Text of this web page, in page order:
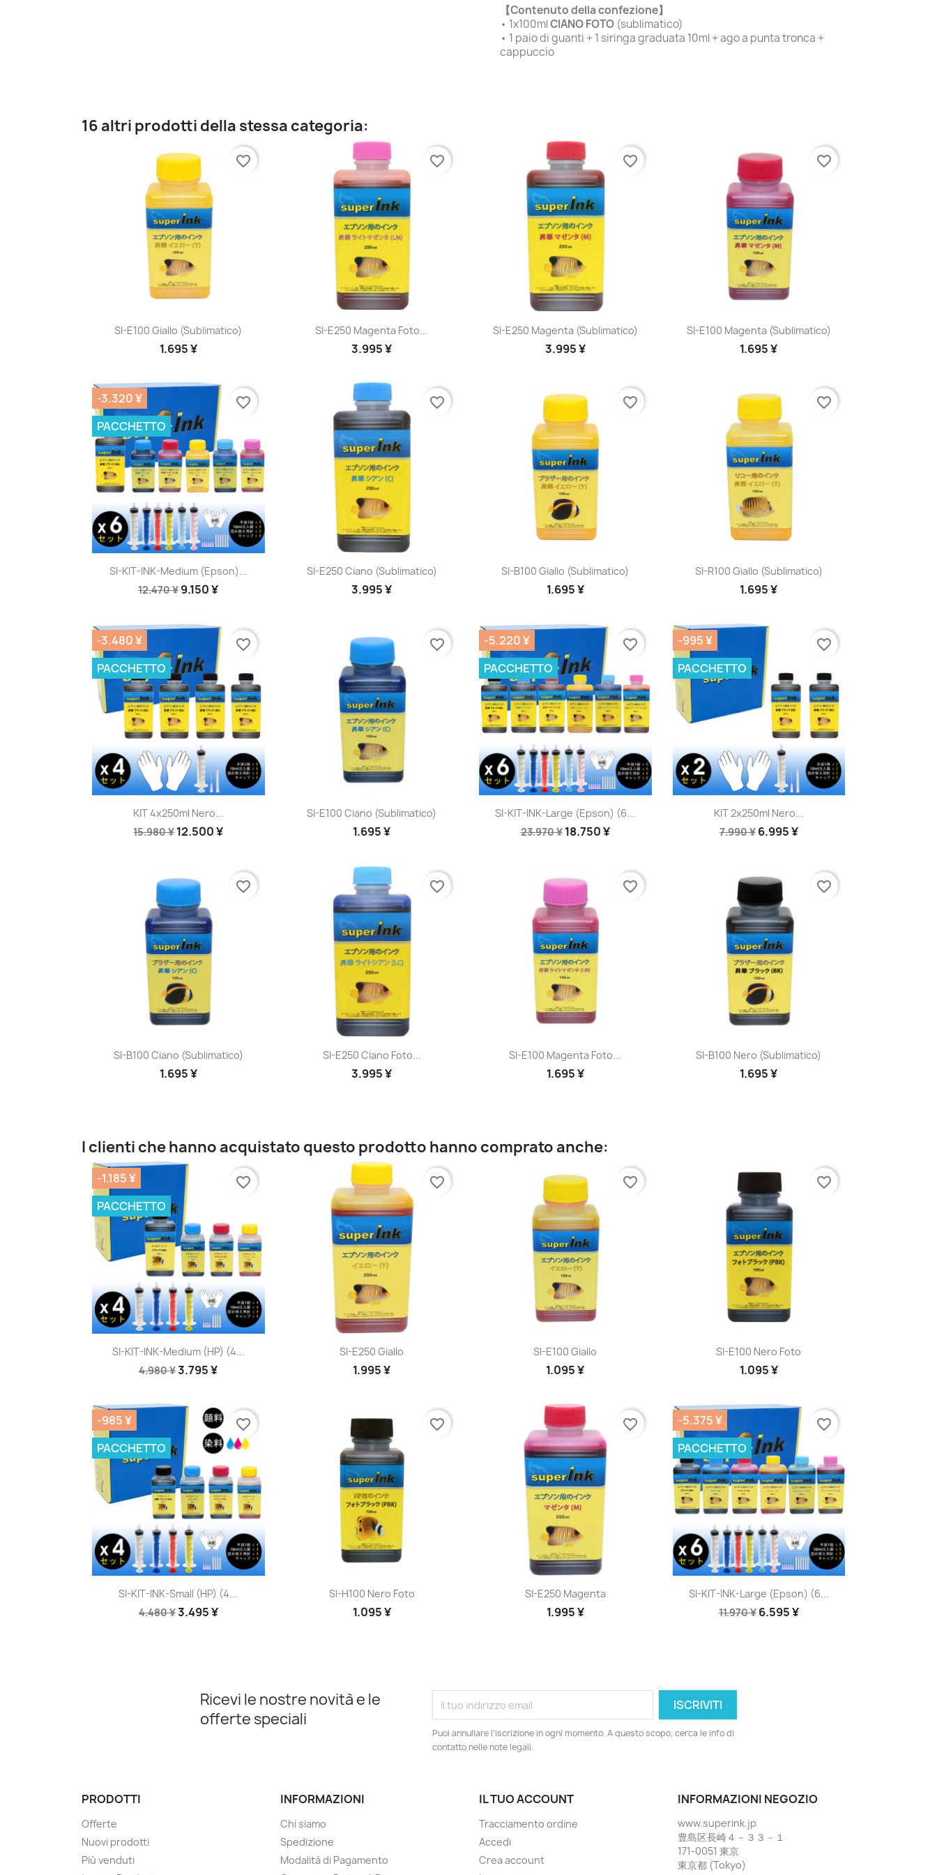
【Contenuto della confezione】
• 1x100mlCIANO FOTO (sublimatico)
• 1 paio di guanti + 1 siringa graduata 10ml + ago a punta tronca +
cappuccio
16 altri prodotti della stessa categoria:
Anteprima
SI-E100 Giallo (sublimatico)
1.695 ¥
favorite_border
Anteprima
SI-E250 Magenta Foto...
3.995 ¥
favorite_border
Anteprima
SI-E250 Magenta (sublimatico)
3.995 ¥
favorite_border
Anteprima
SI-E100 Magenta (sublimatico)
1.695 ¥
favorite_border
Anteprima
SI-KIT-INK-Medium (Epson)...
12.470 ¥9.150 ¥
-3.320 ¥
PACCHETTO
favorite_border
Anteprima
SI-E250 Ciano (sublimatico)
3.995 ¥
favorite_border
Anteprima
SI-B100 Giallo (sublimatico)
1.695 ¥
favorite_border
Anteprima
SI-R100 Giallo (sublimatico)
1.695 ¥
favorite_border
Anteprima
KIT 4x250ml Nero...
15.980 ¥12.500 ¥
-3.480 ¥
PACCHETTO
favorite_border
Anteprima
SI-E100 Ciano (sublimatico)
1.695 ¥
favorite_border
Anteprima
SI-KIT-INK-Large (Epson) (6...
23.970 ¥ 18.750 ¥
-5.220 ¥
PACCHETTO
favorite_border
Anteprima
KIT 2x250ml Nero...
7.990 ¥ 6.995 ¥
-995 ¥
PACCHETTO
favorite_border
Anteprima
SI-B100 Ciano (sublimatico)
1.695 ¥
favorite_border
Anteprima
SI-E250 Ciano Foto...
3.995 ¥
favorite_border
 Anteprima
SI-E100 Magenta Foto...
1.695 ¥
favorite_border
Anteprima
SI-B100 Nero (sublimatico)
1.695 ¥
favorite_border
I clienti che hanno acquistato questo prodotto hanno comprato anche:
Anteprima
SI-KIT-INK-Medium (HP) (4...
4.980 ¥3.795 ¥
-1.185 ¥
PACCHETTO
favorite_border
Anteprima
SI-E250 Giallo
1.995 ¥
favorite_border
Anteprima
SI-E100 Giallo
1.095 ¥
favorite_border
Anteprima
SI-E100 Nero Foto
1.095 ¥
favorite_border
Anteprima
SI-KIT-INK-Small (HP) (4...
4.480 ¥3.495 ¥
-985 ¥
PACCHETTO
favorite_border
Anteprima
SI-H100 Nero Foto
1.095 ¥
favorite_border
Anteprima
SI-E250 Magenta
1.995 ¥
favorite_border
Anteprima
SI-KIT-INK-Large (Epson) (6...
11.970 ¥ 6.595 ¥
-5.375 ¥
PACCHETTO
favorite_border
Ricevi le nostre novità e le
offerte speciali
Puoi annullare l'iscrizione in ogni momento. A questo scopo, cerca le info di
contatto nelle note legali.
PRODOTTI
Offerte
Nuovi prodotti
Più venduti
INFORMAZIONI
Chi siamo
Spedizione
Modalità di Pagamento
IL TUO ACCOUNT
Tracciamento ordine
Accedi
Crea account
INFORMAZIONI NEGOZIO
www.superink.jp
豊島区長崎４－３３－１
171-0051 東京
東京都 (Tokyo)